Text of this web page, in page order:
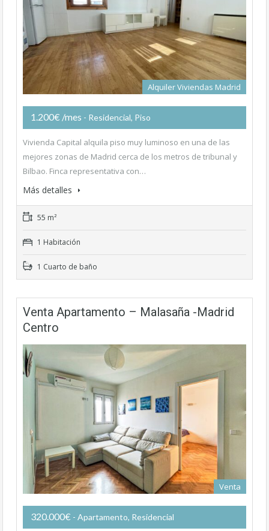
Alquiler Viviendas Madrid
1.200€ /mes - Residencial, Piso
Vivienda Capital alquila piso muy luminoso en una de las
mejores zonas de Madrid cerca de los metros de tribunal y
Bilbao. Finca representativa con…
Más detalles
55 m²
1 Habitación
1 Cuarto de baño
Venta Apartamento – Malasaña -Madrid
Centro
Venta
320.000€ - Apartamento, Residencial